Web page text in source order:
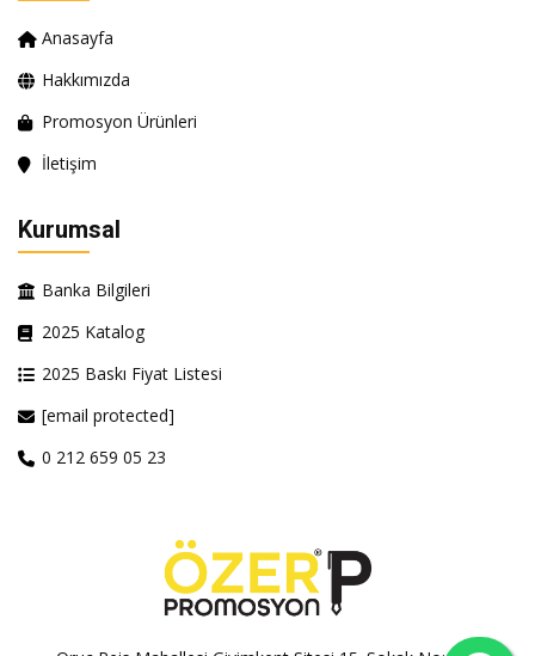
Anasayfa
Hakkımızda
Promosyon Ürünleri
İletişim
Kurumsal
Banka Bilgileri
2025 Katalog
2025 Baskı Fiyat Listesi
[email protected]
0 212 659 05 23